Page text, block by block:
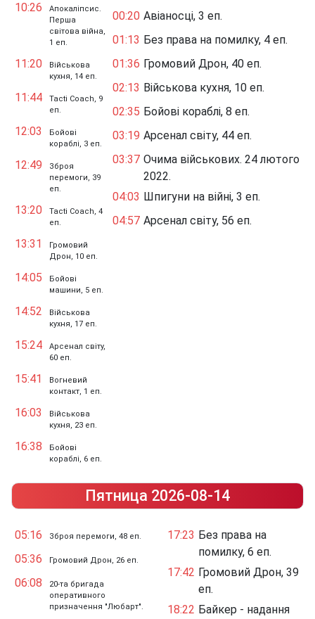
10:26
Апокаліпсис.
Перша
світова війна,
1 еп.
11:20
Військова
кухня, 14 еп.
11:44
Tacti Coach, 9
еп.
12:03
Бойові
кораблі, 3 еп.
12:49
Зброя
перемоги, 39
еп.
13:20
Tacti Coach, 4
еп.
13:31
Громовий
Дрон, 10 еп.
14:05
Бойові
машини, 5 еп.
14:52
Військова
кухня, 17 еп.
15:24
Арсенал світу,
60 еп.
15:41
Вогневий
контакт, 1 еп.
16:03
Військова
кухня, 23 еп.
16:38
Бойові
кораблі, 6 еп.
00:20 Авіаносці, 3 еп.
01:13 Без права на помилку, 4 еп.
01:36 Громовий Дрон, 40 еп.
02:13 Військова кухня, 10 еп.
02:35 Бойові кораблі, 8 еп.
03:19 Арсенал світу, 44 еп.
03:37 Очима військових. 24 лютого
2022.
04:03 Шпигуни на війні, 3 еп.
04:57 Арсенал світу, 56 еп.
Пятница 2026-08-14
05:16 Зброя перемоги, 48 еп.
05:36 Громовий Дрон, 26 еп.
06:08
20-та бригада
оперативного
призначення "Любарт".
17:23 Без права на
помилку, 6 еп.
17:42 Громовий Дрон, 39
еп.
18:22 Байкер - надання